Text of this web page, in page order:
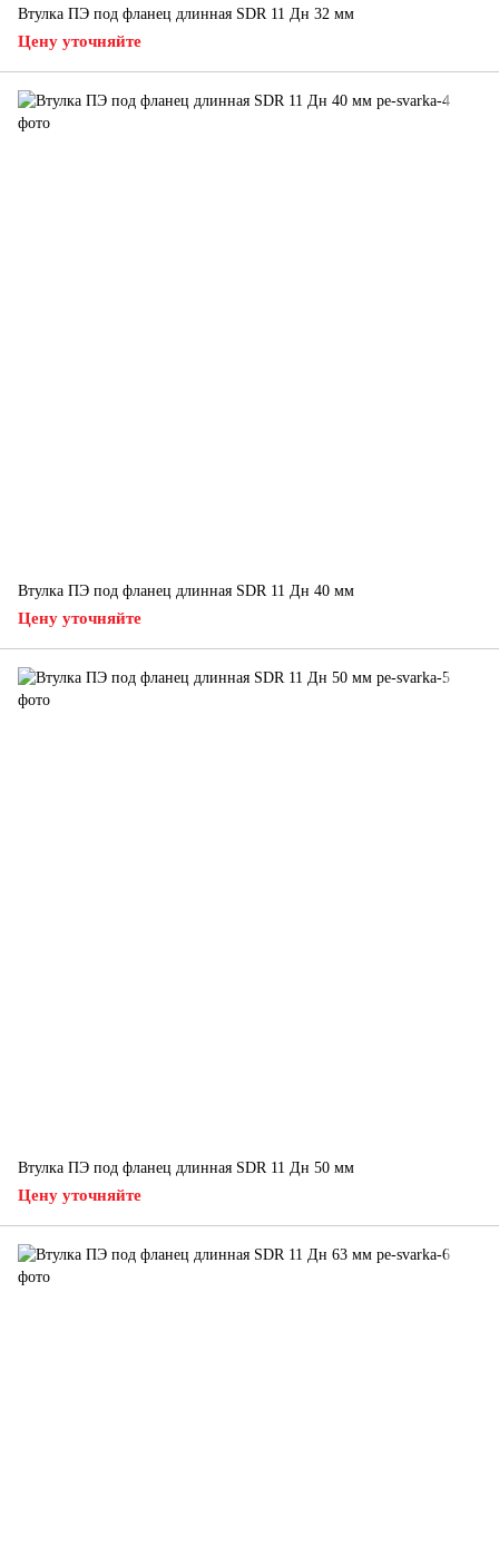
Втулка ПЭ под фланец длинная SDR 11 Дн 32 мм
Цену уточняйте
Втулка ПЭ под фланец длинная SDR 11 Дн 40 мм
Цену уточняйте
Втулка ПЭ под фланец длинная SDR 11 Дн 50 мм
Цену уточняйте